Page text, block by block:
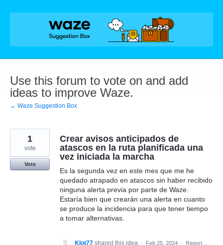
Skip
Use this forum to vote on and add
ideas to improve Waze.
← Waze Suggestion Box
Crear avisos anticipados de
atascos en la ruta planificada una
vez iniciada la marcha
Es la segunda vez en este mes que me he
quedado atrapado en atascos sin haber recibido
ninguna alerta previa por parte de Waze.
Estaría bien que crearán una alerta en cuanto
se produce la incidencia para que tener tiempo
a tomar alternativas.
1
vote
Vote
Klot77 shared this idea · Feb 25, 2024 · Report…